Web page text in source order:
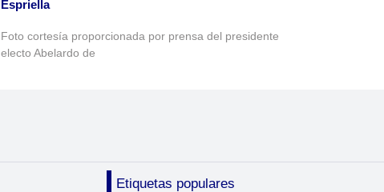
Espriella
Foto cortesía proporcionada por prensa del presidente
electo Abelardo de
Etiquetas populares